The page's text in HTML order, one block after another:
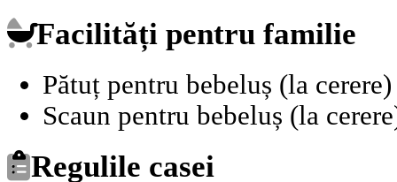
Facilități pentru familie
Pătuț pentru bebeluș (la cerere)
Scaun pentru bebeluș (la
Regulile casei